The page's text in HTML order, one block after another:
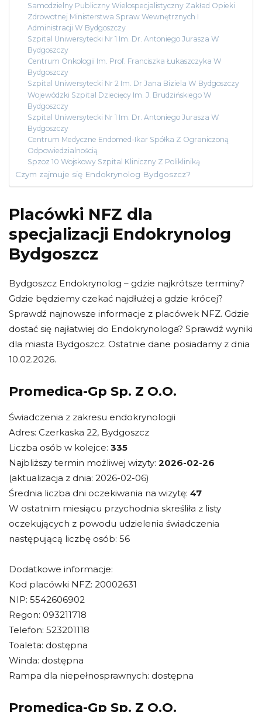
Samodzielny Publiczny Wielospecjalistyczny Zakład Opieki
Zdrowotnej Ministerstwa Spraw Wewnętrznych I
Administracji W Bydgoszczy
Szpital Uniwersytecki Nr 1 Im. Dr. Antoniego Jurasza W
Bydgoszczy
Centrum Onkologii Im. Prof. Franciszka Łukaszczyka W
Bydgoszczy
Szpital Uniwersytecki Nr 2 Im. Dr Jana Biziela W Bydgoszczy
Wojewódzki Szpital Dziecięcy Im. J. Brudzińskiego W
Bydgoszczy
Szpital Uniwersytecki Nr 1 Im. Dr. Antoniego Jurasza W
Bydgoszczy
Centrum Medyczne Endomed-Ikar Spółka Z Ograniczoną
Odpowiedzialnością
Spzoz 10 Wojskowy Szpital Kliniczny Z Polikliniką
Czym zajmuje się Endokrynolog Bydgoszcz?
Placówki NFZ dla
specjalizacji Endokrynolog
Bydgoszcz
Bydgoszcz Endokrynolog – gdzie najkrótsze terminy?
Gdzie będziemy czekać najdłużej a gdzie krócej?
Sprawdź najnowsze informacje z placówek NFZ. Gdzie
dostać się najłatwiej do Endokrynologa? Sprawdź wyniki
dla miasta Bydgoszcz. Ostatnie dane posiadamy z dnia
10.02.2026.
Promedica-Gp Sp. Z O.O.
Świadczenia z zakresu endokrynologii
Adres: Czerkaska 22, Bydgoszcz
Liczba osób w kolejce: 335
Najbliższy termin możliwej wizyty: 2026-02-26
(aktualizacja z dnia: 2026-02-06)
Średnia liczba dni oczekiwania na wizytę: 47
W ostatnim miesiącu przychodnia skreśliła z listy
oczekujących z powodu udzielenia świadczenia
następującą liczbę osób: 56
Dodatkowe informacje:
Kod placówki NFZ: 20002631
NIP: 5542606902
Regon: 093211718
Telefon: 523201118
Toaleta: dostępna
Winda: dostępna
Rampa dla niepełnosprawnych: dostępna
Promedica-Gp Sp. Z O.O.